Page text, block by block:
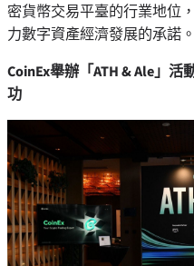
密貨幣交易平臺的行業地位
力數字資產經濟發展的承諾。
CoinEx舉辦「ATH & Ale」
功